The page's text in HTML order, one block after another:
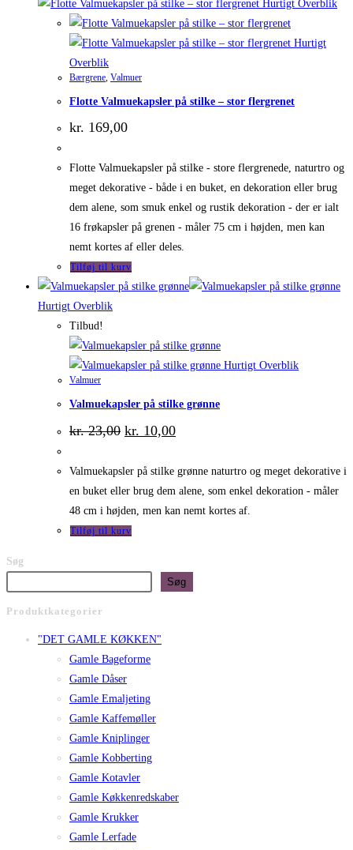
Hurtigt Overblik
Hurtigt
Overblik
Bærgrene, Valmuer
Flotte Valmuekapsler på stilke – stor flergrenet
kr. 169,00
Flotte Valmuekapsler på stilke - store flergrenede, naturtro og
meget dekorative - både i en buket, en dekoration eller brug
dem alene, som smuk enkel og rustik dekoration - der er ialt
16 frøkapsler på grenen - måler 75 cm i højden, men kan
nemt kortes af eller deles.
Tilføj til kurv
Hurtigt Overblik
Tilbud!
Hurtigt Overblik
Valmuer
Valmuekapsler på stilke grønne
kr.23,00 Den
oprindelige
var:
kr. 23,00.
kr. 10,00Den
aktuelle
er:
kr. 10,00.
Valmuekapsler på stilke grønne naturtro og meget dekorative i
en buket eller brug dem alene, som enkel dekoration - måler
48 cm i højden, men kan nemt kortes af.
Tilføj til kurv
Søg
Søg
Produktkategorier
"DET GAMLE KØKKEN"
Gamle Bageforme
Gamle Dåser
Gamle Emaljeting
Gamle Kaffemøller
Gamle Kniplinger
Gamle Kobberting
Gamle Kotavler
Gamle Køkkenredskaber
Gamle Krukker
Gamle Lerfade